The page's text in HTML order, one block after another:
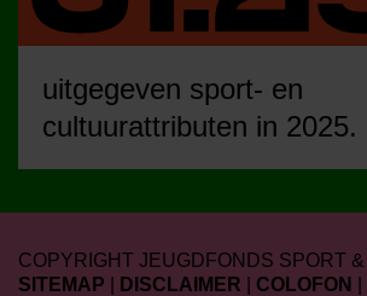
uitgegeven sport- en
cultuurattributen in 2025.
COPYRIGHT JEUGDFONDS SPORT
SITEMAP
DISCLAIMER COLOFON